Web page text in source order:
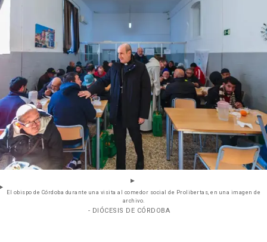
El obispo de Córdoba durante una visita al comedor social de Prolibertas, en una imagen de
archivo.
- DIÓCESIS DE CÓRDOBA